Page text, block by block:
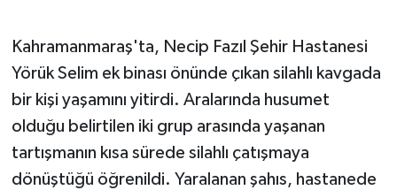
Kahramanmaraş'ta, Necip Fazıl Şehir Hastanesi
Yörük Selim ek binası önünde çıkan silahlı kavgada
bir kişi yaşamını yitirdi. Aralarında husumet
olduğu belirtilen iki grup arasında yaşanan
tartışmanın kısa sürede silahlı çatışmaya
dönüştüğü öğrenildi. Yaralanan şahıs, hastanede
MAGAZİN
KADIN-AİLE
YEREL YÖNETİM
MEDYA